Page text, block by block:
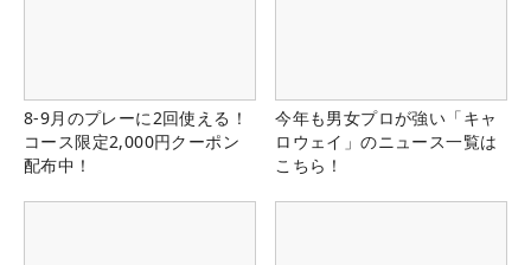
8-9月のプレーに2回使える！
コース限定2,000円クーポン
配布中！
今年も男女プロが強い「キャ
ロウェイ」のニュース一覧は
こちら！